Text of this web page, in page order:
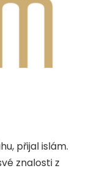
přijal islám.
znalosti z